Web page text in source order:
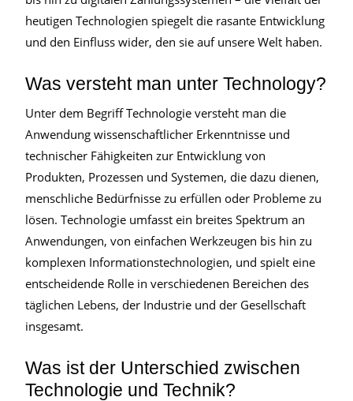
heutigen Technologien spiegelt die rasante Entwicklung
und den Einfluss wider, den sie auf unsere Welt haben.
Was versteht man unter Technology?
Unter dem Begriff Technologie versteht man die
Anwendung wissenschaftlicher Erkenntnisse und
technischer Fähigkeiten zur Entwicklung von
Produkten, Prozessen und Systemen, die dazu dienen,
menschliche Bedürfnisse zu erfüllen oder Probleme zu
lösen. Technologie umfasst ein breites Spektrum an
Anwendungen, von einfachen Werkzeugen bis hin zu
komplexen Informationstechnologien, und spielt eine
entscheidende Rolle in verschiedenen Bereichen des
täglichen Lebens, der Industrie und der Gesellschaft
insgesamt.
Was ist der Unterschied zwischen
Technologie und Technik?